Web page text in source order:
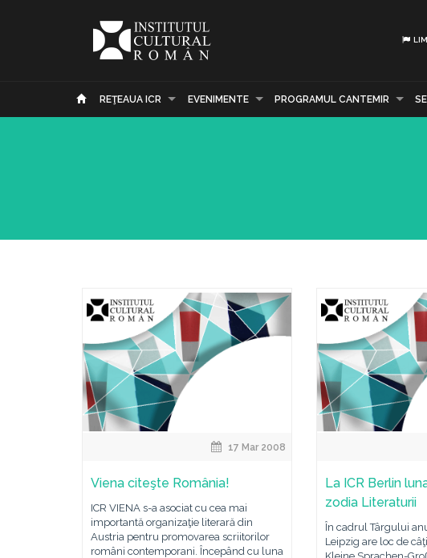
REŢEAUA ICR EVENIMENTE PROGRAMUL CANTEMIR
17 Mar 2008
Viena citeşte România!
ICR VIENA s-a asociat cu cea mai
importantă organizaţie literară din
Austria pentru promovarea scriitorilor
români contemporani. Începând cu luna
La ICR Berlin
zodia Literaturii
În cadrul Târgului
Leipzig are loc de